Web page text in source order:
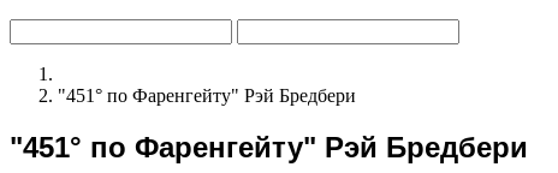
"451° по Фаренгейту" Рэй Бредбери
"451° по Фаренгейту" Рэй Бредбери